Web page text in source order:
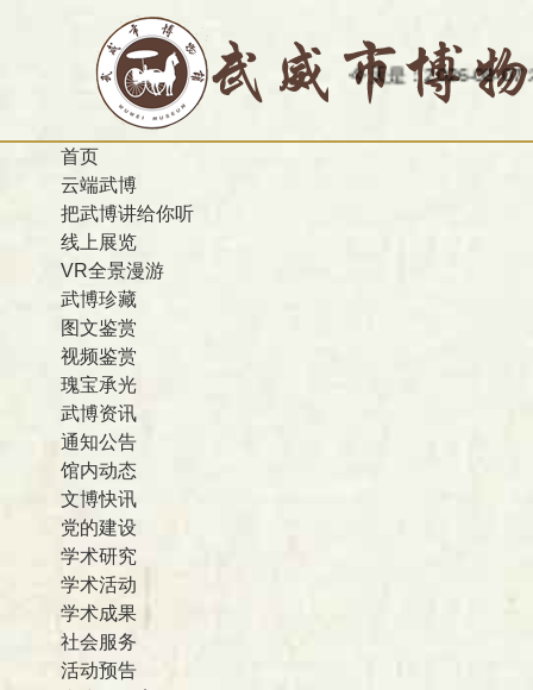
今天是：2026-08-07 农历 丙
首页
云端武博
把武博讲给你听
线上展览
VR全景漫游
武博珍藏
图文鉴赏
视频鉴赏
瑰宝承光
武博资讯
通知公告
馆内动态
文博快讯
党的建设
学术研究
学术活动
学术成果
社会服务
活动预告